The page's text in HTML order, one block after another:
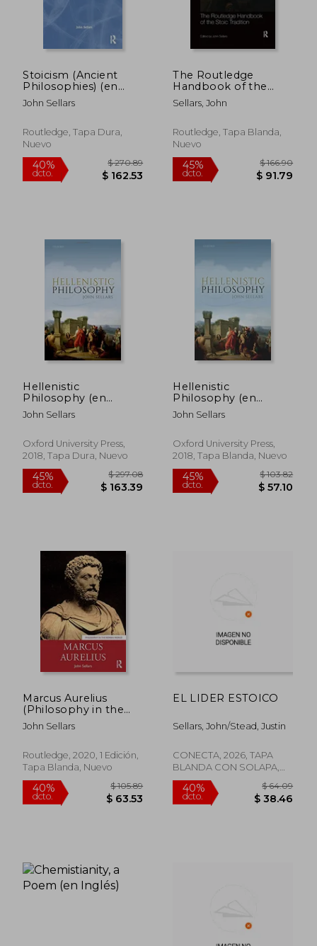
dcto. $ 26.18 dcto.
Stoicism (Ancient
Philosophies) (en
Inglés)
John Sellars
Routledge, Tapa Dura,
Nuevo
The Routledge
Handbook of the
Stoic Tradition (en
Inglés)
Sellars, John
Routledge, Tapa Blanda,
Nuevo
Hellenistic
Philosophy (en
Inglés)
John Sellars
Oxford University Press,
2018, Tapa Dura, Nuevo
Hellenistic
Philosophy (en
Inglés)
John Sellars
Oxford University Press,
2018, Tapa Blanda, Nuevo
Marcus Aurelius
(Philosophy in the
Roman World) (en
Inglés)
John Sellars
Routledge, 2020, 1 Edición,
Tapa Blanda, Nuevo
EL LIDER ESTOICO
Sellars, John/Stead, Justin
CONECTA, 2026, TAPA
BLANDA CON SOLAPA,
Nuevo